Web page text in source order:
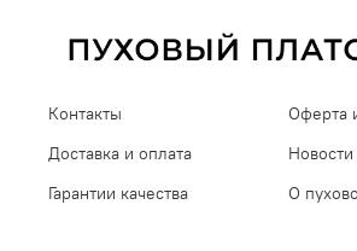
Контакты
Доставка и оплата
Гарантии качества
Оферта
Новости
О